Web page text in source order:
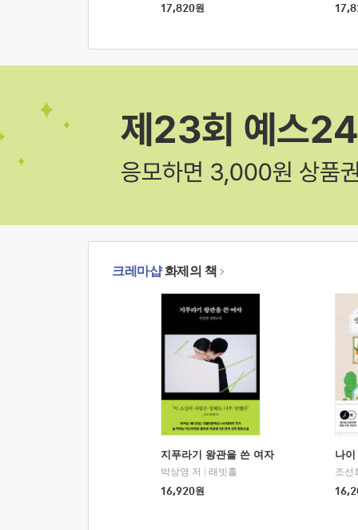
17,820원
크레마샵화제의 책
지푸라기 왕관을 쓴 여자
박상영 저
래빗홀
16,920원
나
조선